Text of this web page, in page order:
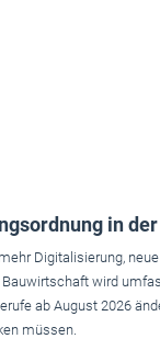
in
Digitalisierung,
Bauwirtschaft wird
ab August 2026
müssen.